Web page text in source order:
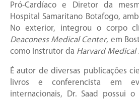
Pró-Cardíaco e Diretor da
Hospital Samaritano Botafogo,
No exterior, integrou o corpo
Deaconess Medical Center, em
como Instrutor da Harvard Medical
É autor de diversas publicações
livros e conferencista em
internacionais, Dr. Saad possui